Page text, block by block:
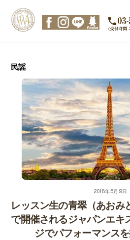
content
民謡
2018年5月9日
レッスン生の青翠（あおみ
で開催されるジャパンエキ
ジでパフォーマンス